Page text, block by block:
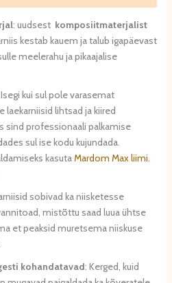
: uudsestkomposiitmaterjalist
kestab kauem ja talub igapäevast
meelerahu ja pikaajalise
kui sul pole varasemat
laekarniisid lihtsad ja kiired
sind professionaali palkamise
sul ise kodu kujundada.
kasutaMardom Max liimi.
sobivad ka niisketesse
mistõttu saad luua ühtse
et peaksid muretsema niiskuse
kohandatavad: Kerged, kuid